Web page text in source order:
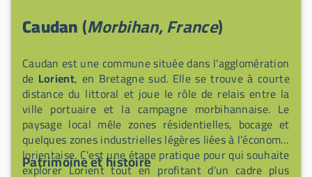
Caudan(Morbihan, France)
Caudan est une commune située dans l’agglomération
de Lorient, en Bretagne sud. Elle se trouve à courte
distance du littoral et joue le rôle de relais entre la
ville portuaire et la campagne morbihannaise. Le
paysage local mêle zones résidentielles, bocage et
quelques zones industrielles légères liées à l’économie
lorientaise. C’est une étape pratique pour qui souhaite
explorer Lorient tout en profitant d’un cadre plus
Patrimoine et histoire